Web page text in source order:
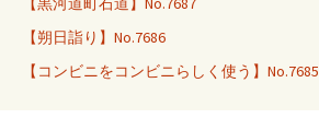
【朔日詣り】No.7686
【コンビニをコンビニらしく使う】No.7685